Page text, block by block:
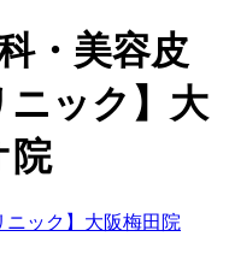
・美容皮
ニック】大
院